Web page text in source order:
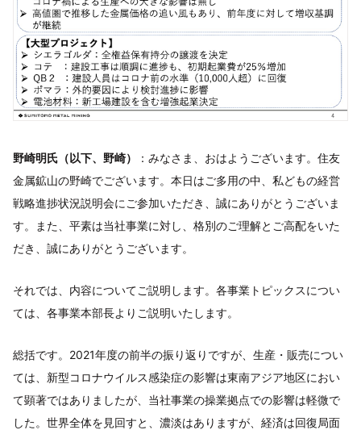
野崎明氏（以下、野崎）
：みなさま、おはようございます。住友
金属鉱山の野崎でございます。本日はご多用の中、私どもの経営
戦略進捗状況説明会にご参加いただき、誠にありがとうございま
す。また、平素は当社事業に対し、格別のご理解とご高配をいた
だき、誠にありがとうございます。
それでは、内容についてご説明します。各事業トピックスについ
ては、各事業本部長よりご説明いたします。
総括です。2021年度の前半の振り返りですが、生産・販売につい
ては、新型コロナウイルス感染症の影響は東南アジア地区におい
て顕著ではありましたが、当社事業の操業拠点での影響は軽微で
した。世界全体を見回すと、濃淡はありますが、経済は回復局面